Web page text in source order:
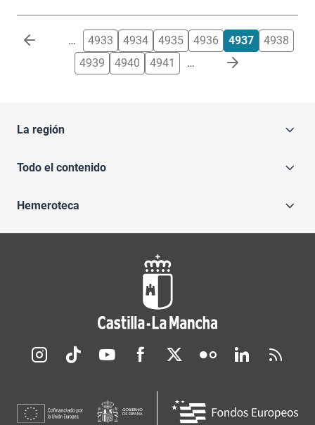
Paginación … 4933 4934 4935 4936 4937
4938
4939
4940 4941 …
La región
Todo el contenido
Hemeroteca
Redes sociales JCCM